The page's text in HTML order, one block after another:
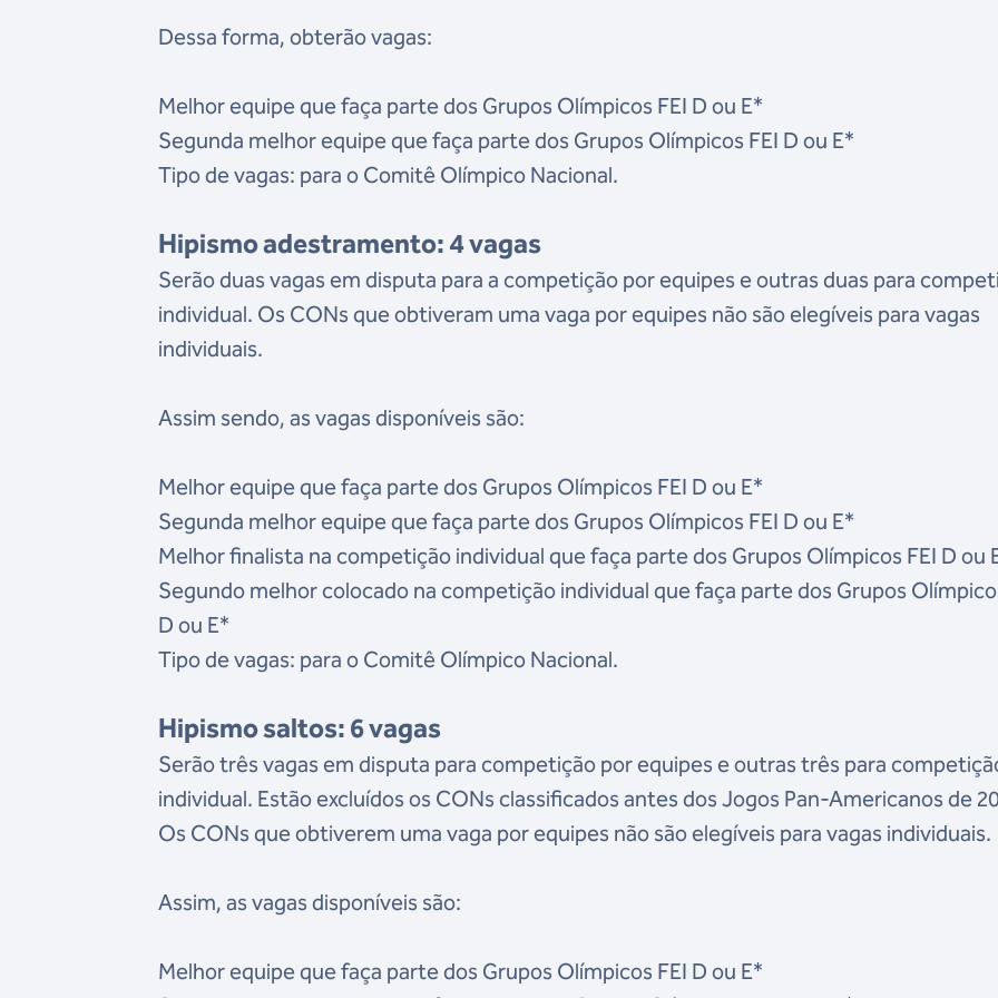
Dessa forma, obterão vagas:
Melhor equipe que faça parte dos Grupos Olímpicos FEI D ou E*
Segunda melhor equipe que faça parte dos Grupos Olímpicos FEI D ou E*
Tipo de vagas: para o Comitê Olímpico Nacional.
Hipismo adestramento: 4 vagas
Serão duas vagas em disputa para a competição por equipes e outras duas para
individual. Os CONs que obtiveram uma vaga por equipes não são elegíveis para vagas
individuais.
Assim sendo, as vagas disponíveis são:
Melhor equipe que faça parte dos Grupos Olímpicos FEI D ou E*
Segunda melhor equipe que faça parte dos Grupos Olímpicos FEI D ou E*
Melhor finalista na competição individual que faça parte dos Grupos Olímpicos FEI D ou
Segundo melhor colocado na competição individual que faça parte dos Grupos
D ou E*
Tipo de vagas: para o Comitê Olímpico Nacional.
Hipismo saltos: 6 vagas
Serão três vagas em disputa para competição por equipes e outras três para
individual. Estão excluídos os CONs classificados antes dos Jogos Pan-Americanos de
Os CONs que obtiverem uma vaga por equipes não são elegíveis para vagas individuais.
Assim, as vagas disponíveis são:
Melhor equipe que faça parte dos Grupos Olímpicos FEI D ou E*